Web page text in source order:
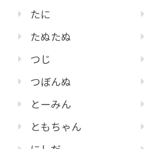
たに
たぬたぬ
つじ
つぼんぬ
とーみん
ともちゃん